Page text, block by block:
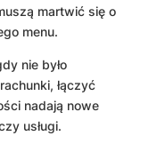
martwić się o
menu.
nie było
łączyć
nadają nowe
usługi.